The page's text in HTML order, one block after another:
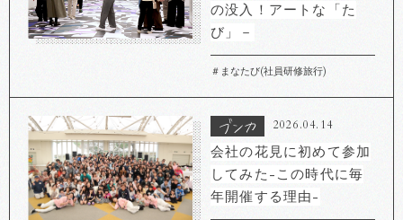
の没入！アートな「た
び」－
＃まなたび(社員研修旅行)
2026.04.14
会社の花見に初めて参加
してみた-この時代に毎
年開催する理由-